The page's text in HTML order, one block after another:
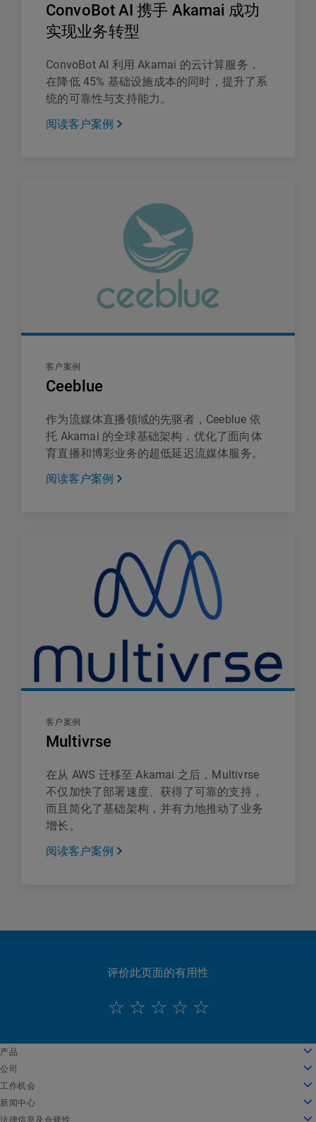
ConvoBot AI 携手 Akamai 成功
实现业务转型
ConvoBot AI 利用 Akamai 的云计算服务，
在降低 45% 基础设施成本的同时，提升了系
统的可靠性与支持能力。
阅读客户案例
客户案例
Ceeblue
作为流媒体直播领域的先驱者，Ceeblue 依
托 Akamai 的全球基础架构，优化了面向体
育直播和博彩业务的超低延迟流媒体服务。
阅读客户案例
客户案例
Multivrse
在从 AWS 迁移至 Akamai 之后，Multivrse
不仅加快了部署速度、获得了可靠的支持，
而且简化了基础架构，并有力地推动了业务
增长。
阅读客户案例
评价此页面的有用性
产品
云计算
安全性
内容交付
所有产品和试用机会
公司
关于我们
公司发展历程
领导团队
工作机会
工作机会
在 Akamai 工作
新闻中心
新闻中心
法律信息及合规性
English
Deutsch
Español
Français
Italiano